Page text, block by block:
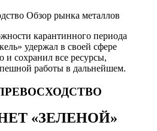
Обзор рынка металлов
карантинного периода
удержал в своей сфере
и сохранил все ресурсы,
работы в дальнейшем.
«ЗЕЛЕНОЙ»